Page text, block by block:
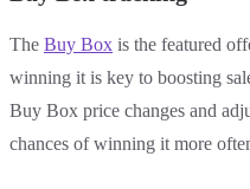
The Buy Box is the featured
winning it is key to boosting
Buy Box price changes and
chances of winning it more